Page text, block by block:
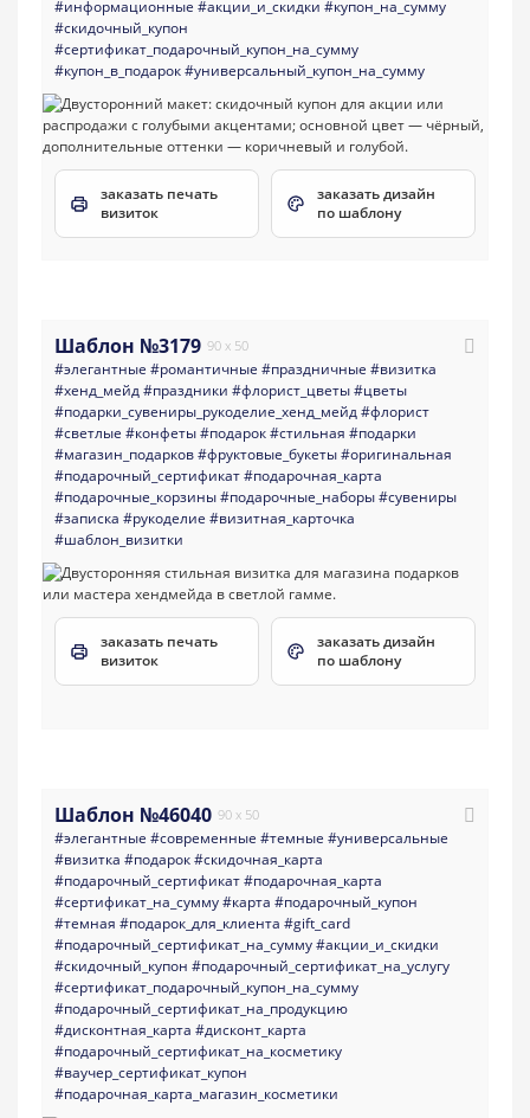
#информационные #акции_и_скидки #купон_на_сумму
#скидочный_купон
#сертификат_подарочный_купон_на_сумму
#купон_в_подарок#универсальный_купон_на_сумму
заказать печать
визиток
заказать дизайн
по шаблону
Шаблон №3179 90 x 50
#элегантные #романтичные #праздничные #визитка
#хенд_мейд#праздники #флорист_цветы#цветы
#подарки_сувениры_рукоделие_хенд_мейд#флорист
#светлые #конфеты#подарок#стильная #подарки
#магазин_подарков#фруктовые_букеты#оригинальная
#подарочный_сертификат#подарочная_карта
#подарочные_корзины#подарочные_наборы#сувениры
#записка #рукоделие #визитная_карточка
#шаблон_визитки
заказать печать
визиток
заказать дизайн
по шаблону
Шаблон №46040 90 x 50
#элегантные #современные #темные #универсальные
#визитка #подарок#скидочная_карта
#подарочный_сертификат#подарочная_карта
#сертификат_на_сумму#карта #подарочный_купон
#темная #подарок_для_клиента #gift_card
#подарочный_сертификат_на_сумму#акции_и_скидки
#скидочный_купон #подарочный_сертификат_на_услугу
#сертификат_подарочный_купон_на_сумму
#подарочный_сертификат_на_продукцию
#дисконтная_карта #дисконт_карта
#подарочный_сертификат_на_косметику
#ваучер_сертификат_купон
#подарочная_карта_магазин_косметики